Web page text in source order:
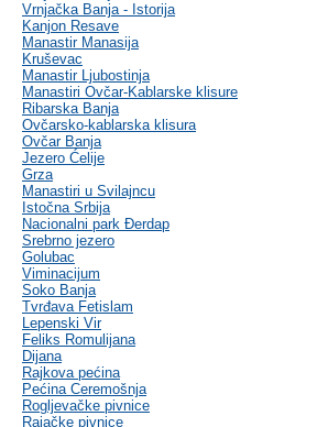
Vrnjačka Banja - Istorija
Kanjon Resave
Manastir Manasija
Kruševac
Manastir Ljubostinja
Manastiri Ovčar-Kablarske klisure
Ribarska Banja
Ovčarsko-kablarska klisura
Ovčar Banja
Jezero Ćelije
Grza
Manastiri u Svilajncu
Istočna Srbija
Nacionalni park Đerdap
Srebrno jezero
Golubac
Viminacijum
Soko Banja
Tvrđava Fetislam
Lepenski Vir
Feliks Romulijana
Dijana
Rajkova pećina
Pećina Ceremošnja
Rogljevačke pivnice
Rajačke pivnice